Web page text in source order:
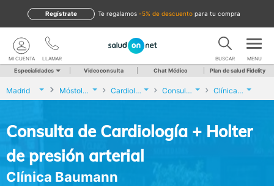
te regalamos -5% de descuento para tu compra
Regístrate
LLAMAR
MI CUENTA BUSCAR MENU
Especialidades Videoconsulta Chat Médico Plan de salud Fidelity
Madrid Móstoles Cardiología Consulta de Cardiología + Holter de presión arterial Clínica Baumann
Consulta de Cardiología + Holter
de presión arterial
Clínica Baumann